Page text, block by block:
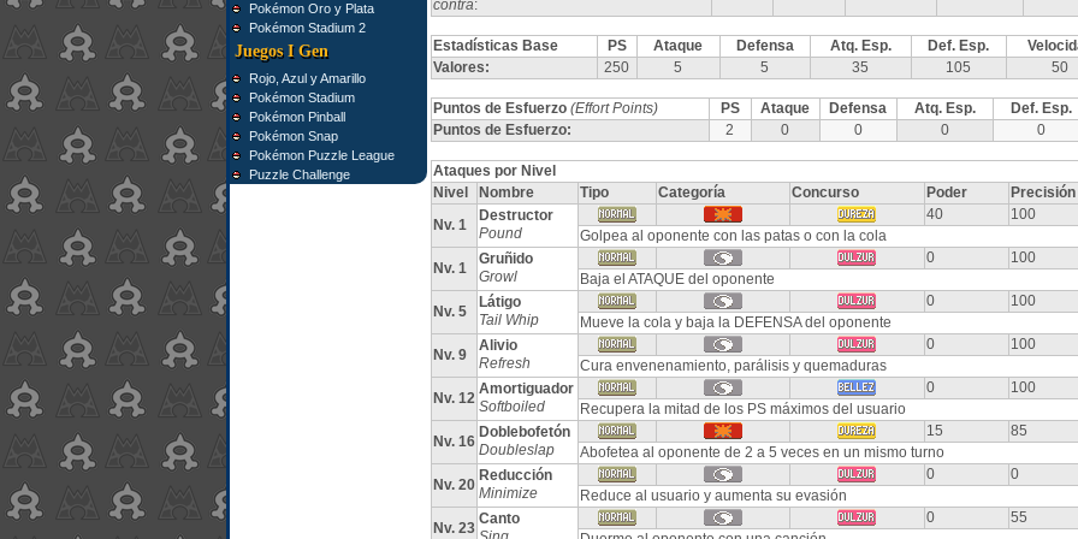
Pokémon Oro y Plata
Pokémon Stadium 2
Juegos I Gen
Rojo, Azul y Amarillo
Pokémon Stadium
Pokémon Pinball
Pokémon Snap
Pokémon Puzzle League
Puzzle Challenge
contra:
Estadísticas Base PS Ataque Defensa Atq. Esp. Def. Esp.
Valores:
250 5 5 35 105 50
Puntos de Esfuerzo (Effort Points) PS Ataque Defensa Atq. Esp.
Def. Esp.
Puntos de Esfuerzo:
2 0 0 0 0
Ataques por Nivel
Nivel
Nombre Tipo Categoría Concurso Poder
Precisión
Nv. 1
Destructor
Pound
40
100
Golpea al oponente con las patas o con la cola
Nv. 1
Gruñido
Growl
0
100
Baja el ATAQUE del oponente
Nv. 5
Látigo
Tail Whip
0
100
Mueve la cola y baja la DEFENSA del oponente
Nv. 9
Alivio
Refresh
0
100
Cura envenenamiento, parálisis y quemaduras
Nv. 12
Amortiguador
Softboiled
0
100
Recupera la mitad de los PS máximos del usuario
Nv. 16
Doblebofetón
Doubleslap
15
85
Abofetea al oponente de 2 a 5 veces en un mismo turno
Nv. 20
Reducción
Minimize
0
0
Reduce al usuario y aumenta su evasión
Nv. 23
Canto
0
55